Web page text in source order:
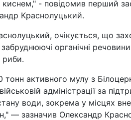
- повідомив перший
Краснолуцький.
очікується, що
органічні
риби.
тонн активного мулу з
адміністрації за
води, зокрема у місцях
— зазначив Олександр